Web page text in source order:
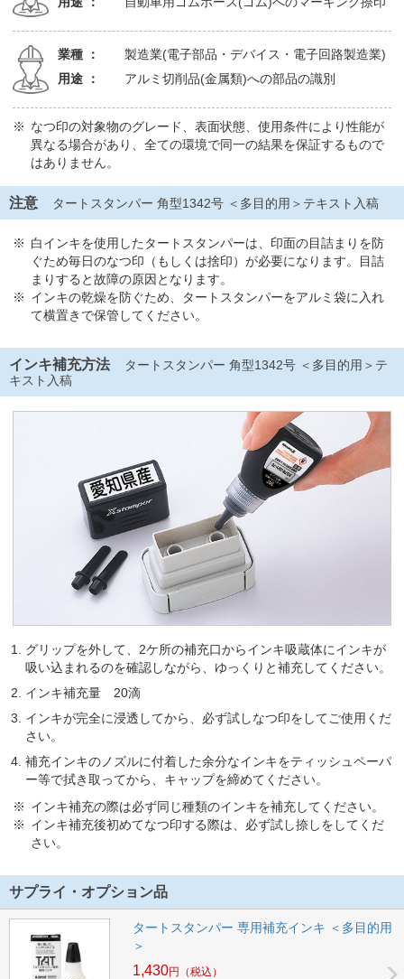
業種 ：
製造業(電子部品・デバイス・電子回路製造業)
用途 ：
アルミ切削品(金属類)への部品の識別
なつ印の対象物のグレード、表面状態、使用条件により性能が
異なる場合があり、全ての環境で同一の結果を保証するもので
はありません。
注意 タートスタンパー 角型1342号 ＜多目的用＞テキスト入稿
白インキを使用したタートスタンパーは、印面の目詰まりを防
ぐため毎日のなつ印（もしくは捨印）が必要になります。目詰
まりすると故障の原因となります。
インキの乾燥を防ぐため、タートスタンパーをアルミ袋に入れ
て横置きで保管してください。
インキ補充方法
タートスタンパー 角型1342号 ＜多目的用＞テ
キスト入稿
グリップを外して、2ケ所の補充口からインキ吸蔵体にインキが
吸い込まれるのを確認しながら、ゆっくりと補充してください。
インキ補充量 20滴
インキが完全に浸透してから、必ず試しなつ印をしてご使用くだ
さい。
補充インキのノズルに付着した余分なインキをティッシュペーパ
ー等で拭き取ってから、キャップを締めてください。
インキ補充の際は必ず同じ種類のインキを補充してください。
インキ補充後初めてなつ印する際は、必ず試し捺しをしてくだ
さい。
サプライ・オプション品
タートスタンパー 専用補充インキ ＜多目的用
＞
1,430円 （税込）